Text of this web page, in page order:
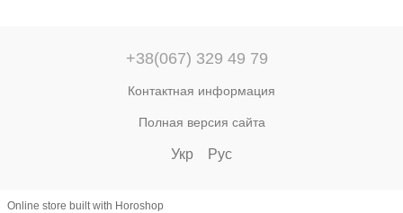
+38(067) 329 49 79
Контактная информация
Полная версия сайта
Укр Рус
Online store built with Horoshop